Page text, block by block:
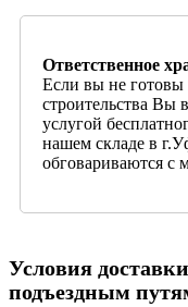
Ответственное
Если вы не готовы
строительства Вы
услугой
нашем складе в
обговариваются с
Условия
подъездным